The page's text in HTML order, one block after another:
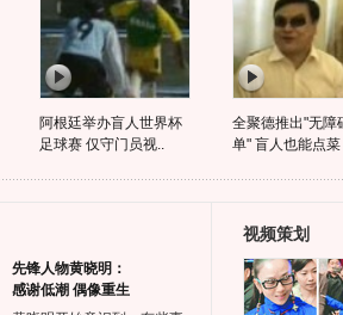
阿根廷举办盲人世界杯
足球赛 仅守门员视..
全聚德推出"无障
单" 盲人也能点菜
先锋人物黄晓明：
感谢低潮 偶像重生
视频策划